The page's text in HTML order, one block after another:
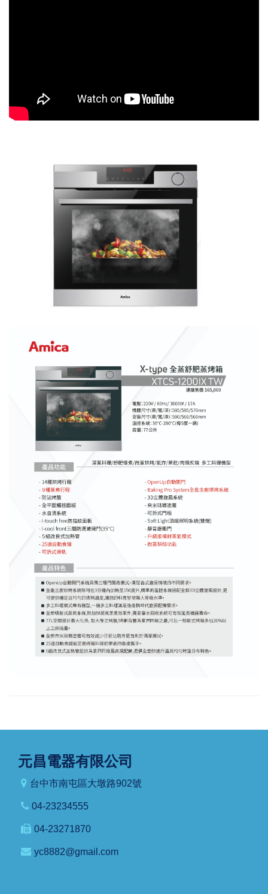
元昌電器有限公司
台中市南屯區大墩路902號
04-23234555
04-23271870
yc8882@gmail.com